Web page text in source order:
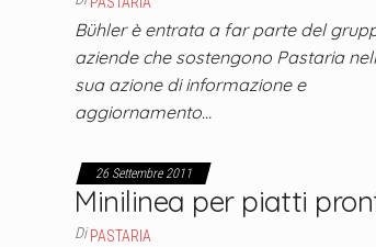
Bühler è entrata a far parte del
aziende che sostengono Pastaria
sua azione di informazione e
aggiornamento…
26 Settembre 2011
Minilinea per piatti
Di PASTARIA